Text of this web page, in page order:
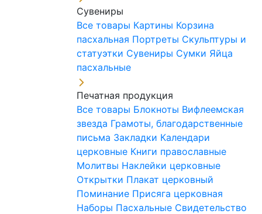
Сувениры
Все товары Картины Корзина
пасхальная Портреты Скульптуры и
статуэтки Сувениры Сумки Яйца
пасхальные
Печатная продукция
Все товары Блокноты Вифлеемская
звезда Грамоты, благодарственные
письма Закладки Календари
церковные Книги православные
Молитвы Наклейки церковные
Открытки Плакат церковный
Поминание Присяга церковная
Наборы Пасхальные Свидетельство